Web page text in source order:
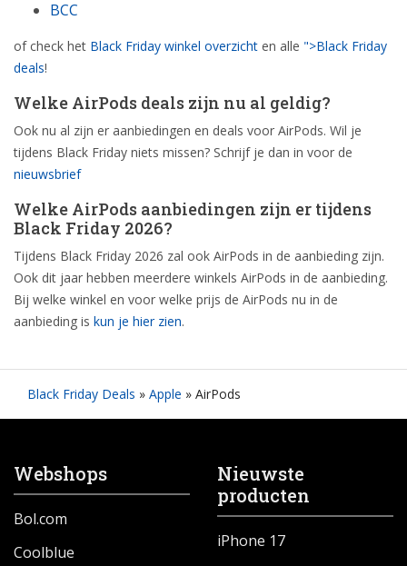
BCC
of check het Black Friday winkel overzicht en alle ">Black Friday
deals!
Welke AirPods deals zijn nu al geldig?
Ook nu al zijn er aanbiedingen en deals voor AirPods. Wil je
tijdens Black Friday niets missen? Schrijf je dan in voor de
nieuwsbrief
Welke AirPods aanbiedingen zijn er tijdens
Black Friday 2026?
Tijdens Black Friday 2026 zal ook AirPods in de aanbieding zijn.
Ook dit jaar hebben meerdere winkels AirPods in de aanbieding.
Bij welke winkel en voor welke prijs de AirPods nu in de
aanbieding is kun je hier zien.
Black Friday Deals » Apple » AirPods
Webshops
Bol.com
Coolblue
Nieuwste
producten
iPhone 17